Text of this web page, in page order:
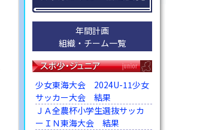
年間計画
組織・チーム一覧
少女東海大会 2024U-11少女
サッカー大会 結果
ＪＡ全農杯小学生選抜サッカ
ーＩＮ東海大会 結果